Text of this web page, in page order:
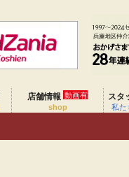
店舗情報 動画有
shop
スタ
私た